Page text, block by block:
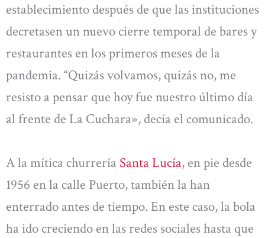
establecimiento después de que las instituciones
decretasen un nuevo cierre temporal de bares y
restaurantes en los primeros meses de la
pandemia. “Quizás volvamos, quizás no, me
resisto a pensar que hoy fue nuestro último día
al frente de La Cuchara», decía el comunicado.
A la mítica churrería Santa Lucía, en pie desde
1956 en la calle Puerto, también la han
enterrado antes de tiempo. En este caso, la bola
ha ido creciendo en las redes sociales hasta que